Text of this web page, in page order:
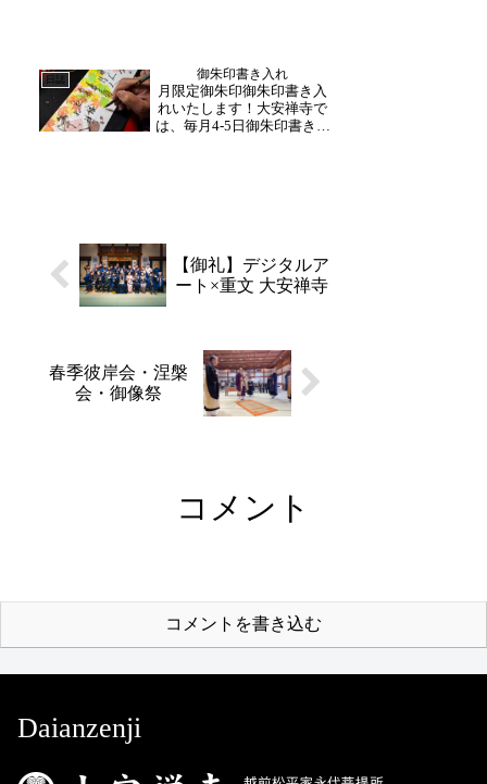
た。お供えのお餅また、朝
一番にお供え用のお餅作り
を行い、搗き立ての熱い
餅...
日誌 御朱印書き入れ
月限定御朱印御朱印書き入
れいたします！大安禅寺で
は、毎月4‐5日御朱印書き入
【御礼】デジタルア
ート×重文 大安禅寺
春季彼岸会・涅槃
会・御像祭
コメント
コメントを書き込む
Daianzenji